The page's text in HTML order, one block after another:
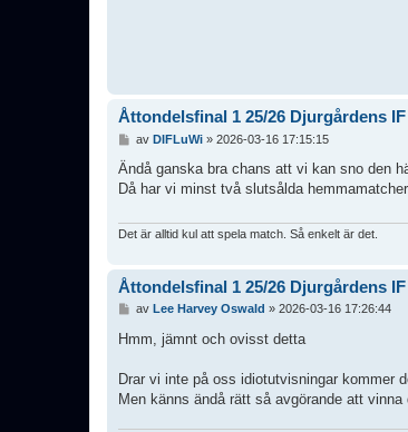
Åttondelsfinal 1 25/26 Djurgårdens
l
ä
g
av DIFLuWi» 2026-03-16 17:15:15
Ändå ganska bra chans att vi kan sno den
Då har vi minst två slutsålda
Det är alltid kul att spela match. Så enkelt är det.
Åttondelsfinal 1 25/26 Djurgårdens
l
g
av Lee Harvey Oswald » 2026-03-16 17:26:44
Hmm, jämnt och ovisst detta
Drar vi inte på oss idiotutvisningar kommer
Men känns ändå rätt så avgörande att